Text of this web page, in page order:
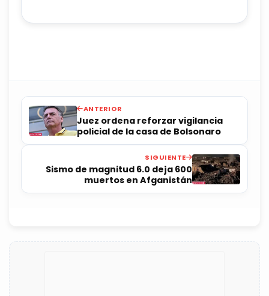
ANTERIOR
Juez ordena reforzar vigilancia
policial de la casa de Bolsonaro
SIGUIENTE
Sismo de magnitud 6.0 deja 600
muertos en Afganistán